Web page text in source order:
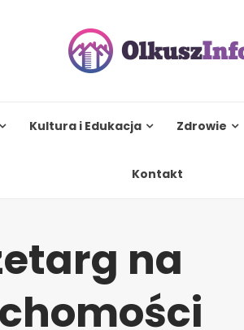
Kultura i Edukacja Zdrowie
Kontakt
na